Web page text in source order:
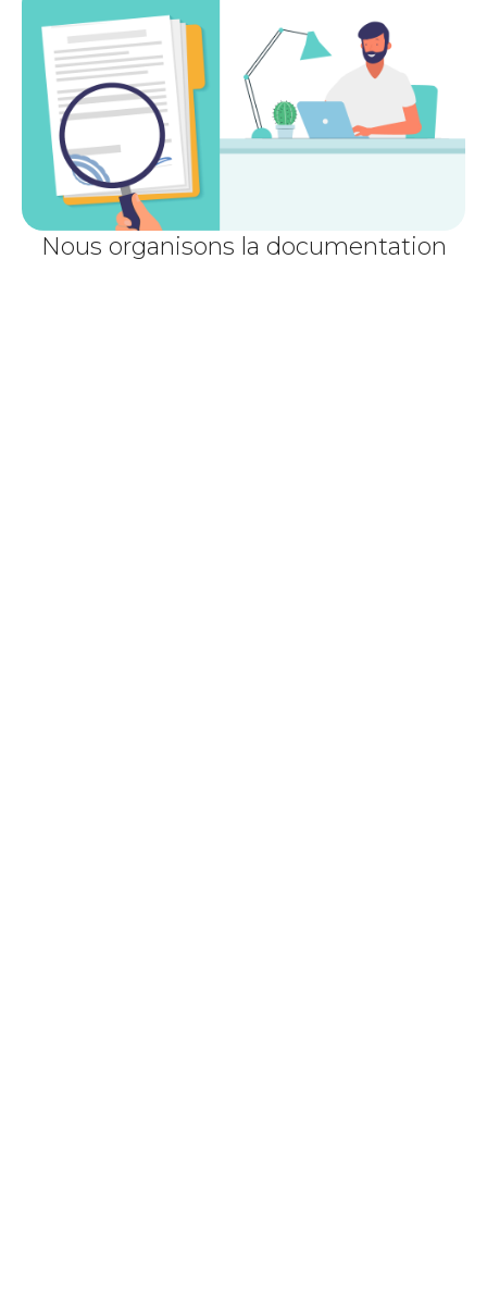
Nous organisons la documentation